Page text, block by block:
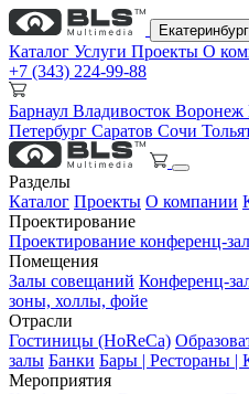
Екатеринбург
Каталог Услуги Проекты О
+7 (343) 224-99-88
Барнаул Владивосток Воронеж
Петербург Саратов Сочи
Разделы
Каталог Проекты О компании
Проектирование
Проектирование конференц-
Помещения
Залы совещаний Конференц-
зоны, холлы, фойе
Отрасли
Гостиницы (HoReCa)
залы Банки Бары | Рестораны |
Мероприятия